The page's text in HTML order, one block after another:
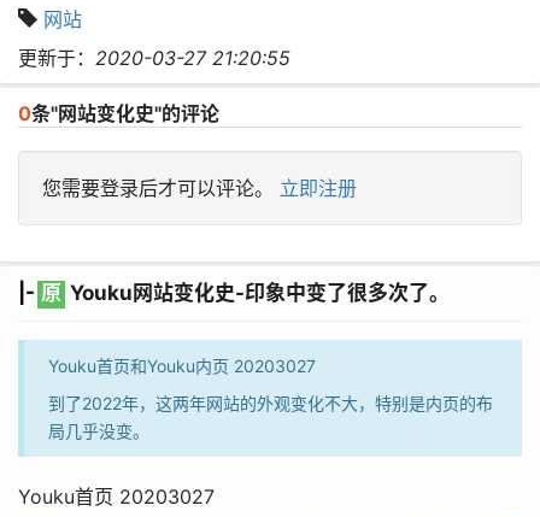
网站
更新于： 2020-03-27 21:20:55
0条"网站变化史"的评论
您需要登录后才可以评论。 立即注册
|- 原 Youku网站变化史-印象中变了很多次了。
Youku首页和Youku内页 20203027
到了2022年，这两年网站的外观变化不大，特别是内页的布
局几乎没变。
Youku首页 20203027